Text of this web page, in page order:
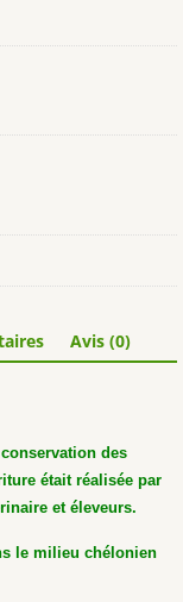
Avis (0)
conservation des
était réalisée par
et éleveurs.
le milieu chélonien